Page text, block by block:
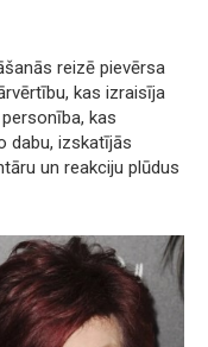
reizē pievērsa
kas izraisīja
kas
dabu, izskatījās
un reakciju plūdus